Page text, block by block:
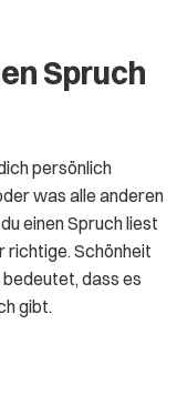
Spruch
persönlich
was alle anderen
einen Spruch liest
richtige. Schönheit
bedeutet, dass es
gibt.